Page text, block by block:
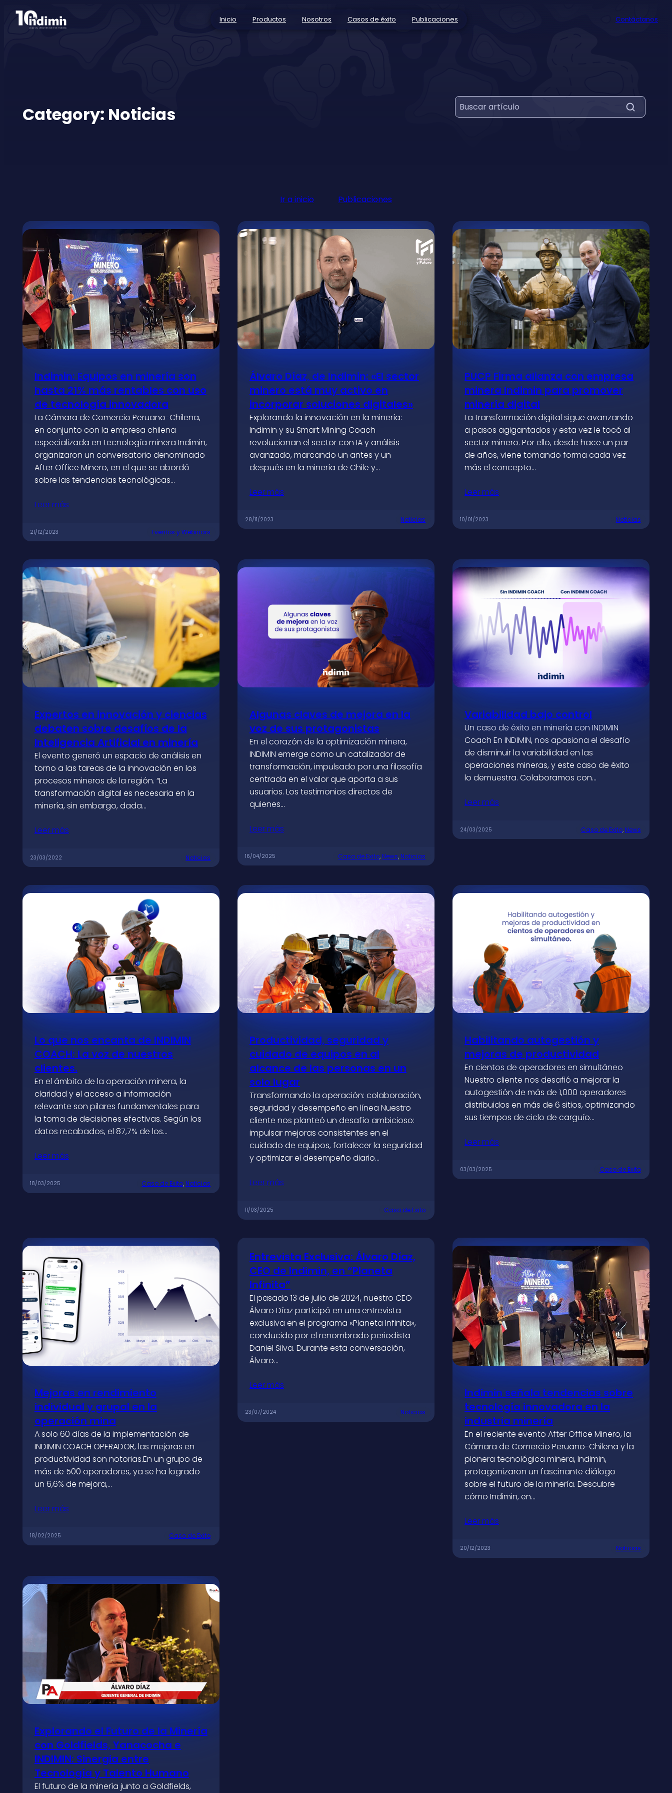
Inicio Productos Nosotros Casos de éxito Publicaciones Contáctanos
Category: Noticias
Ir a inicio Publicaciones
Indimin: Equipos en minería son
hasta 21% más rentables con uso
de tecnología innovadora
La Cámara de Comercio Peruano-Chilena,
en conjunto con la empresa chilena
especializada en tecnología minera Indimin,
organizaron un conversatorio denominado
After Office Minero, en el que se abordó
sobre las tendencias tecnológicas…
Leer más
21/12/2023 Eventos y Webinars
Álvaro Díaz, de Indimin: «El sector
minero está muy activo en
incorporar soluciones digitales»
Explorando la innovación en la minería:
Indimin y su Smart Mining Coach
revolucionan el sector con IA y análisis
avanzado, marcando un antes y un
después en la minería de Chile y…
Leer más
28/11/2023 Noticias
PUCP Firma alianza con empresa
minera Indimin para promover
minería digital
La transformación digital sigue avanzando
a pasos agigantados y esta vez le tocó al
sector minero. Por ello, desde hace un par
de años, viene tomando forma cada vez
más el concepto…
Leer más
10/01/2023 Noticias
Expertos en innovación y ciencias
debaten sobre desafíos de la
Inteligencia Artificial en minería
El evento generó un espacio de análisis en
torno a las tareas de la innovación en los
procesos mineros de la región. “La
transformación digital es necesaria en la
minería, sin embargo, dada…
Leer más
23/03/2022 Noticias
Algunas claves de mejora en la
voz de sus protagonistas
En el corazón de la optimización minera,
INDIMIN emerge como un catalizador de
transformación, impulsado por una filosofía
centrada en el valor que aporta a sus
usuarios. Los testimonios directos de
quienes…
Leer más
16/04/2025 Caso de Exito, News, Noticias
Variabilidad bajo control
Un caso de éxito en minería con INDIMIN
Coach En INDIMIN, nos apasiona el desafío
de disminuir la variabilidad en las
operaciones mineras, y este caso de éxito
lo demuestra. Colaboramos con…
Leer más
24/03/2025 Caso de Exito, News
Lo que nos encanta de INDIMIN
COACH: La voz de nuestros
clientes.
En el ámbito de la operación minera, la
claridad y el acceso a información
relevante son pilares fundamentales para
la toma de decisiones efectivas. Según los
datos recabados, el 87,7% de los…
Leer más
18/03/2025 Caso de Exito, Noticias
Productividad, seguridad y
cuidado de equipos en al
alcance de las personas en un
solo lugar
Transformando la operación: colaboración,
seguridad y desempeño en línea Nuestro
cliente nos planteó un desafío ambicioso:
impulsar mejoras consistentes en el
cuidado de equipos, fortalecer la seguridad
y optimizar el desempeño diario…
Leer más
11/03/2025 Caso de Exito
Habilitando autogestión y
mejoras de productividad
En cientos de operadores en simultáneo
Nuestro cliente nos desafió a mejorar la
autogestión de más de 1,000 operadores
distribuidos en más de 6 sitios, optimizando
sus tiempos de ciclo de carguío…
Leer más
03/03/2025 Caso de Exito
Mejoras en rendimiento
individual y grupal en la
operación mina
A solo 60 días de la implementación de
INDIMIN COACH OPERADOR, las mejoras en
productividad son notorias.En un grupo de
más de 500 operadores, ya se ha logrado
un 6,6% de mejora,…
Leer más
18/02/2025 Caso de Exito
Entrevista Exclusiva: Álvaro Díaz,
CEO de Indimin, en “Planeta
Infinita”
El pasado 13 de julio de 2024, nuestro CEO
Álvaro Díaz participó en una entrevista
exclusiva en el programa «Planeta Infinita»,
conducido por el renombrado periodista
Daniel Silva. Durante esta conversación,
Álvaro…
Leer más
23/07/2024 Noticias
Indimin señala tendencias sobre
tecnología innovadora en la
industria minería
En el reciente evento After Office Minero, la
Cámara de Comercio Peruano-Chilena y la
pionera tecnológica minera, Indimin,
protagonizaron un fascinante diálogo
sobre el futuro de la minería. Descubre
cómo Indimin, en…
Leer más
20/12/2023 Noticias
Explorando el Futuro de la Minería
con Goldfields, Yanacocha e
INDIMIN: Sinergia entre
Tecnología y Talento Humano
El futuro de la minería junto a Goldfields,